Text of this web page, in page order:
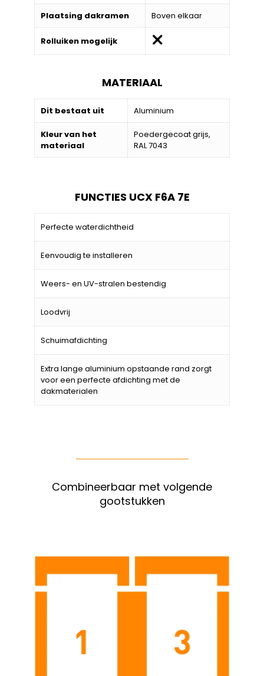
Plaatsing dakramen Boven elkaar
Rolluiken mogelijk
MATERIAAL
Dit bestaat uit Aluminium
Kleur van het
materiaal
Poedergecoat grijs,
RAL 7043
FUNCTIES UCX F6A 7E
Perfecte waterdichtheid
Eenvoudig te installeren
Weers- en UV-stralen bestendig
Loodvrij
Schuimafdichting
Extra lange aluminium opstaande rand zorgt
voor een perfecte afdichting met de
dakmaterialen
Combineerbaar met volgende
gootstukken